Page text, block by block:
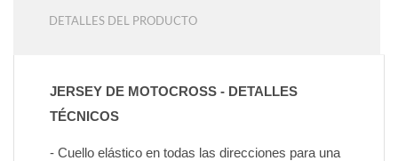
DETALLES DEL PRODUCTO
JERSEY DE MOTOCROSS - DETALLES
TÉCNICOS
- Cuello elástico en todas las direcciones para una